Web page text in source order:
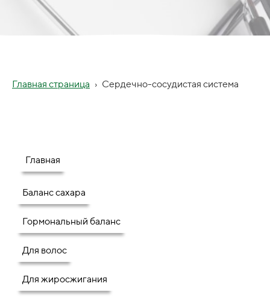
Главная страница › Сердечно-сосудистая система
Главная
Баланс сахара
Гормональный баланс
Для волос
Для жиросжигания